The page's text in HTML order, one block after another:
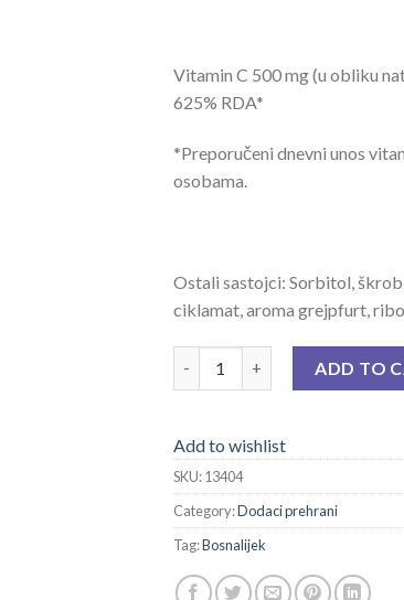
Vitamin C 500 mg (u obliku
625% RDA*
*Preporučeni dnevni unos
osobama.
Ostali sastojci: Sorbitol,
ciklamat, aroma grejpfurt,
ADD TO
Add to wishlist
SKU:13404
Category:Dodaci prehrani
Tag:Bosnalijek